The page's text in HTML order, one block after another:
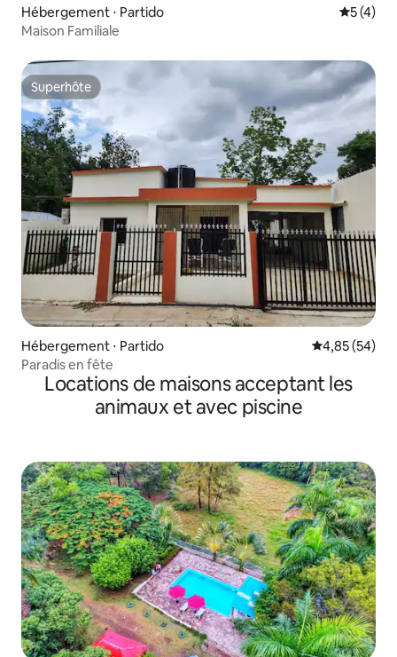
Hébergement ⋅ Partido
5 (4)
Maison Familiale
Superhôte
Superhôte
Hébergement ⋅ Partido Évaluation
4,85 (54)
Paradis en fête
Locations de maisons acceptant les
animaux et avec piscine